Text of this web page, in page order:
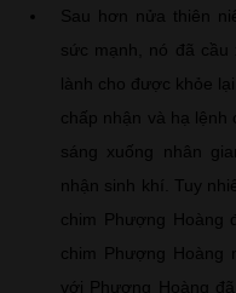
Sau hơn nửa thiên
sức mạnh, nó đã
lành cho được khỏe
chấp nhận và hạ lệnh
sáng xuống nhân
nhận sinh khí. Tuy
chim Phượng Hoàng
chim Phượng Hoàng
với Phượng Hoàng